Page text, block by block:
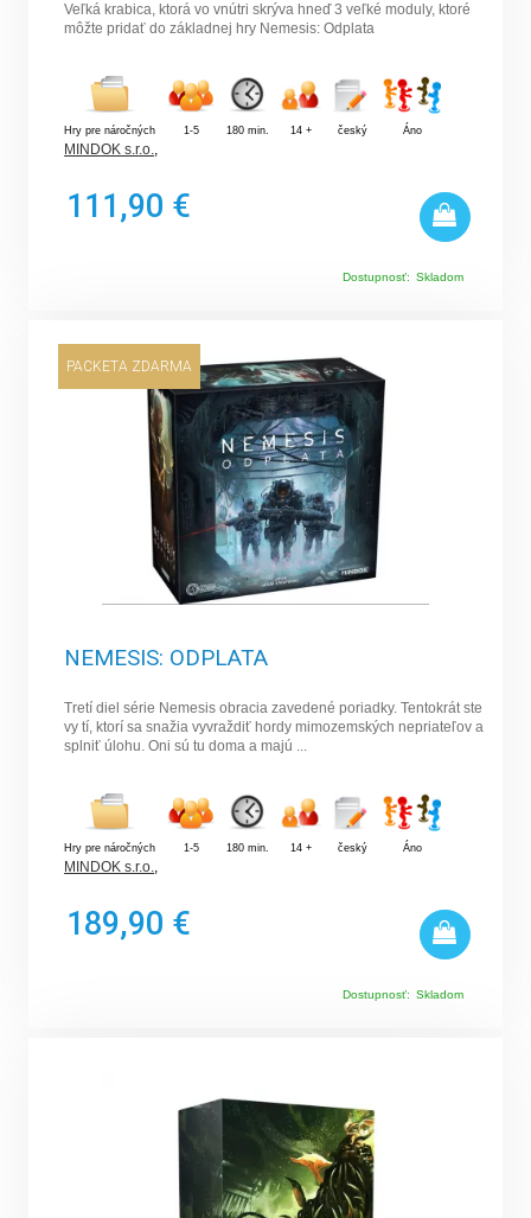
Veľká krabica, ktorá vo vnútri skrýva hneď 3 veľké moduly, ktoré
môžte pridať do základnej hry Nemesis: Odplata
Hry pre náročných 1-5 180 min. 14 + český Áno
MINDOK s.r.o.,
111,90 €
Dostupnosť: Skladom
PACKETA ZDARMA
NEMESIS: ODPLATA
Tretí diel série Nemesis obracia zavedené poriadky. Tentokrát ste
vy tí, ktorí sa snažia vyvraždiť hordy mimozemských nepriateľov a
splniť úlohu. Oni sú tu doma a majú ...
Hry pre náročných 1-5 180 min. 14 + český Áno
MINDOK s.r.o.,
189,90 €
Dostupnosť: Skladom